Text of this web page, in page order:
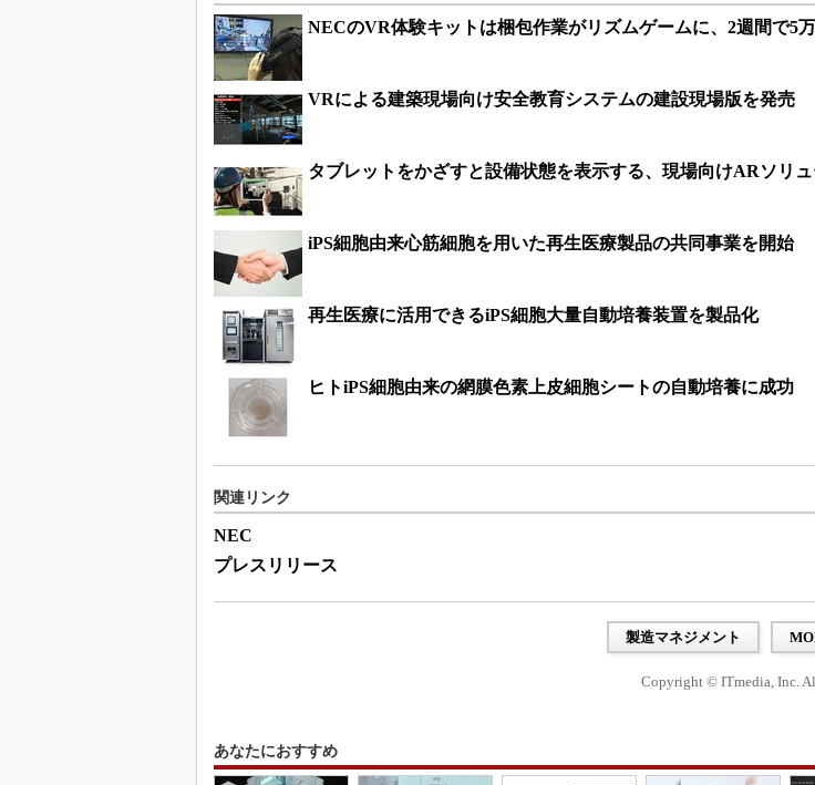
NECのVR体験キットは梱包作業がリズムゲームに、2週間で5
VRによる建築現場向け安全教育システムの建設現場版を発売
タブレットをかざすと設備状態を表示する、現場向けARソリ
iPS細胞由来心筋細胞を用いた再生医療製品の共同事業を開始
再生医療に活用できるiPS細胞大量自動培養装置を製品化
ヒトiPS細胞由来の網膜色素上皮細胞シートの自動培養に成功
関連リンク
NEC
プレスリリース
製造マネジメント
Copyright © ITmedia, Inc.
あなたにおすすめ